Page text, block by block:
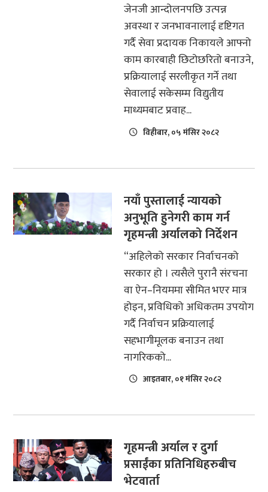
जेनजी आन्दोलनपछि उत्पन्न
अवस्था र जनभावनालाई दृष्टिगत
गर्दै सेवा प्रदायक निकायले आफ्नो
काम कारबाही छिटोछरितो बनाउने,
प्रक्रियालाई सरलीकृत गर्ने तथा
सेवालाई सकेसम्म विद्युतीय
माध्यमबाट प्रवाह...
विहीबार, ०५ मंसिर २०८२
नयाँ पुस्तालाई न्यायको
अनुभूति हुनेगरी काम गर्न
गृहमन्त्री अर्यालको निर्देशन
“अहिलेको सरकार निर्वाचनको
सरकार हो । त्यसैले पुरानै संरचना
वा ऐन–नियममा सीमित भएर मात्र
होइन, प्रविधिको अधिकतम उपयोग
गर्दै निर्वाचन प्रक्रियालाई
सहभागीमूलक बनाउन तथा
नागरिकको...
आइतबार, ०१ मंसिर २०८२
गृहमन्त्री अर्याल र दुर्गा
प्रसाईंका प्रतिनिधिहरुबीच
भेटवार्ता